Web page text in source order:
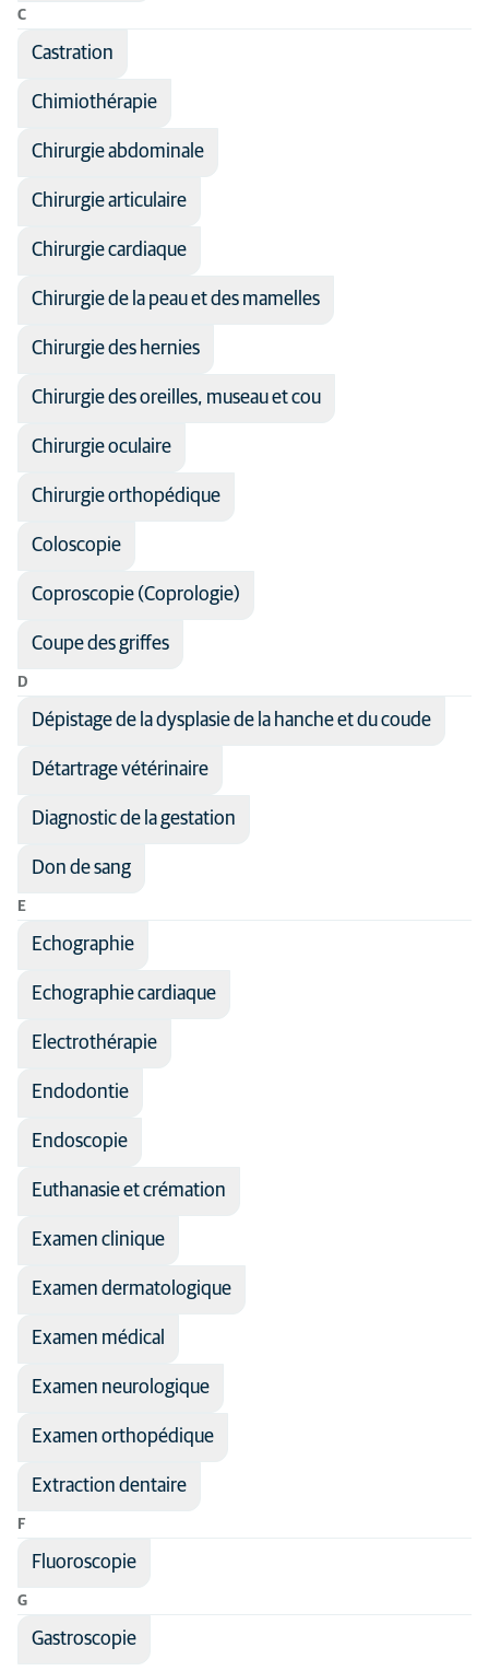
Soins d'urgence
C
Castration
Chimiothérapie
Chirurgie abdominale
Chirurgie articulaire
Chirurgie cardiaque
Chirurgie de la peau et des mamelles
Chirurgie des hernies
Chirurgie des oreilles, museau et cou
Chirurgie oculaire
Chirurgie orthopédique
Coloscopie
Coproscopie (Coprologie)
Coupe des griffes
D
Dépistage de la dysplasie de la hanche et du coude
Détartrage vétérinaire
Diagnostic de la gestation
Don de sang
E
Echographie
Echographie cardiaque
Electrothérapie
Endodontie
Endoscopie
Euthanasie et crémation
Examen clinique
Examen dermatologique
Examen médical
Examen neurologique
Examen orthopédique
Extraction dentaire
F
Fluoroscopie
G
Gastroscopie